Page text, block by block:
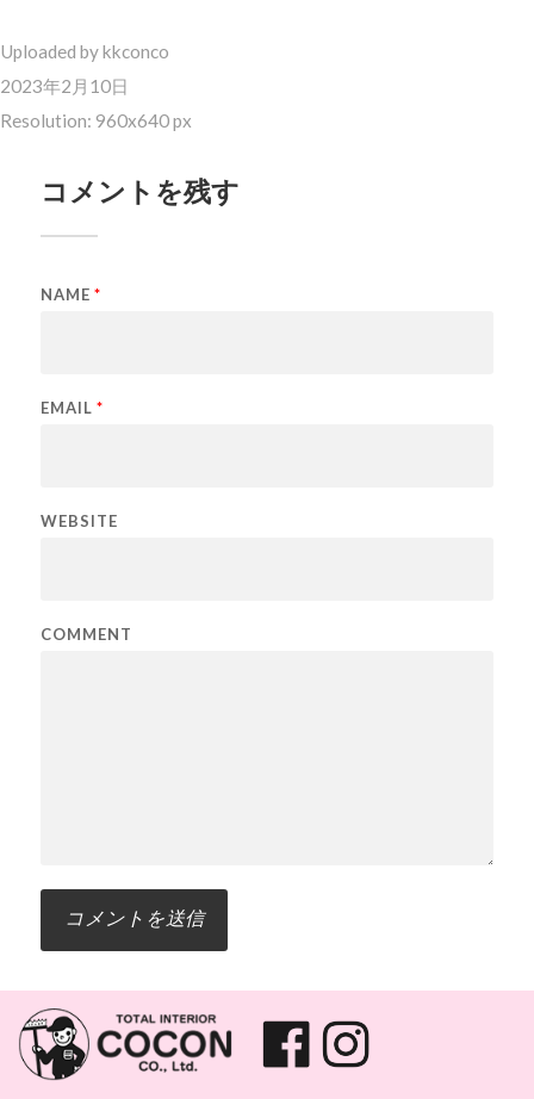
Uploaded bykkconco
2023年2月10日
Resolution: 960x640 px
コメントを残す
NAME *
EMAIL *
WEBSITE
COMMENT